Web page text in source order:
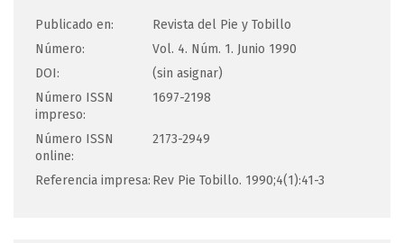
Publicado en:
Revista del Pie y Tobillo
Número:
Vol. 4. Núm. 1. Junio 1990
DOI:
(sin asignar)
Número ISSN
impreso:
1697-2198
Número ISSN
online:
2173-2949
Referencia impresa: Rev Pie Tobillo. 1990;4(1):41-3